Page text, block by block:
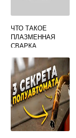
ЧТО ТАКОЕ
ПЛАЗМЕННАЯ
СВАРКА
ДЕЙСТВИЯ ТЕСТ
ОТВЕТ